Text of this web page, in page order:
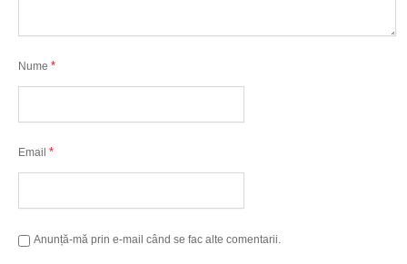
Nume *
Email *
Anunță-mă prin e-mail când se fac alte comentarii.